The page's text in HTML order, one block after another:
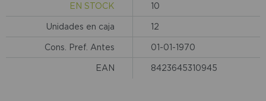
EN STOCK 10
Unidades en caja 12
Cons. Pref. Antes 01-01-1970
EAN 8423645310945